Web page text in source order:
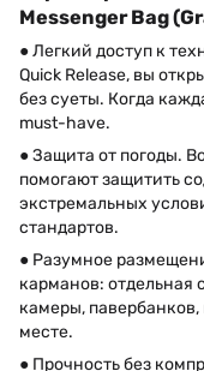
Messenger Bag
● Легкий доступ к
Quick Release, вы
без суеты. Когда
must-have.
● Защита от погоды.
помогают защитить
экстремальных
стандартов.
● Разумное
карманов: отдельная
камеры,
месте.
● Прочность без